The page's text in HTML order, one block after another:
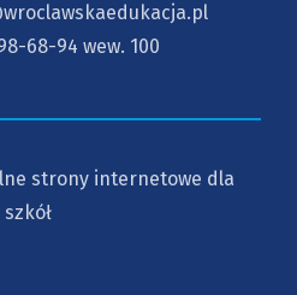
68-94 wew. 100
strony internetowe dla
szkół